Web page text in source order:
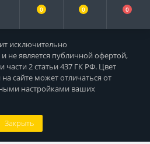
исключительно
не является публичной офертой,
2 статьи 437 ГК РФ. Цвет
сайте может отличаться от
настройками ваших
Закрыть
0 0 0